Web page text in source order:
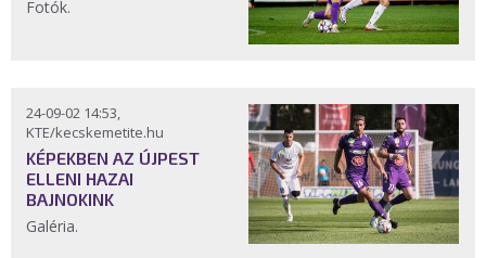
Fotók.
24-09-02 14:53,
KTE/kecskemetite.hu
KÉPEKBEN AZ ÚJPEST
ELLENI HAZAI
BAJNOKINK
Galéria.